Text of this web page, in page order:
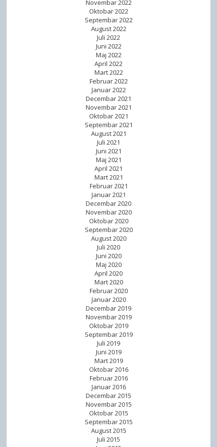
Novembar 2022
Oktobar 2022
Septembar 2022
August 2022
Juli 2022
Juni 2022
Maj 2022
April 2022
Mart 2022
Februar 2022
Januar 2022
Decembar 2021
Novembar 2021
Oktobar 2021
Septembar 2021
August 2021
Juli 2021
Juni 2021
Maj 2021
April 2021
Mart 2021
Februar 2021
Januar 2021
Decembar 2020
Novembar 2020
Oktobar 2020
Septembar 2020
August 2020
Juli 2020
Juni 2020
Maj 2020
April 2020
Mart 2020
Februar 2020
Januar 2020
Decembar 2019
Novembar 2019
Oktobar 2019
Septembar 2019
Juli 2019
Juni 2019
Mart 2019
Oktobar 2016
Februar 2016
Januar 2016
Decembar 2015
Novembar 2015
Oktobar 2015
Septembar 2015
August 2015
Juli 2015